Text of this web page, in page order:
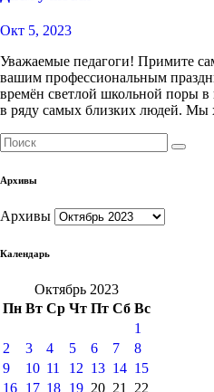
Окт 5, 2023
Уважаемые педагоги! Примите
вашим профессиональным
времён светлой школьной поры в
в ряду самых близких людей.
Архивы
Архивы
Календарь
Октябрь 2023
Пн Вт Ср Чт Пт Сб Вс
1
2
3 4 5 6 7
8
9
10 11 12 13 14 15
16 17 18 19 20 21
22